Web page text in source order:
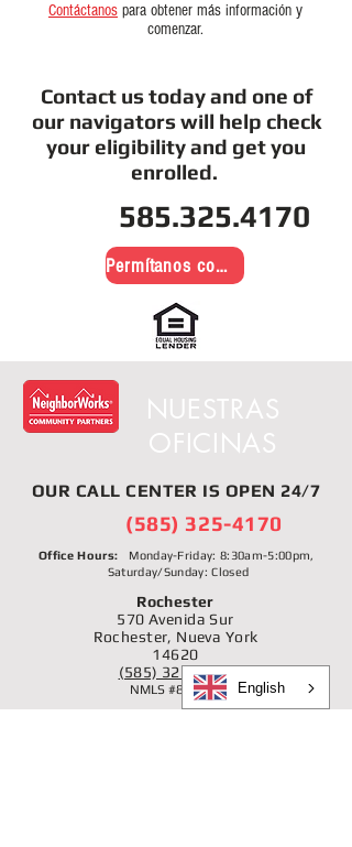
Contáctanos para obtener más información y
comenzar.
Contact us today and one of
our navigators will help check
your eligibility and get you
enrolled.
585.325.4170
Permítanos comunicarnos con usted
NUESTRAS
OFICINAS
OUR CALL CENTER IS OPEN 24/7
(585) 325-4170
Office Hours: Monday-Friday: 8:30am-5:00pm,
Saturday/Sunday: Closed
Rochester
570 Avenida Sur
Rochester, Nueva York
14620
(585) 325-4170
NMLS #873355 English